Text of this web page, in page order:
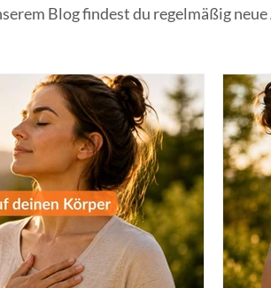
Blog findest du regelmäßig